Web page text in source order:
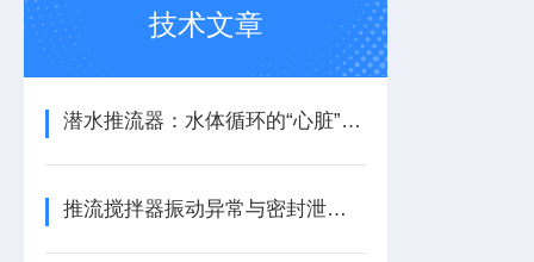
技术文章
潜水推流器：水体循环的“心脏”与生化反应的推动者
推流搅拌器振动异常与密封泄漏的快速诊断与应急处理